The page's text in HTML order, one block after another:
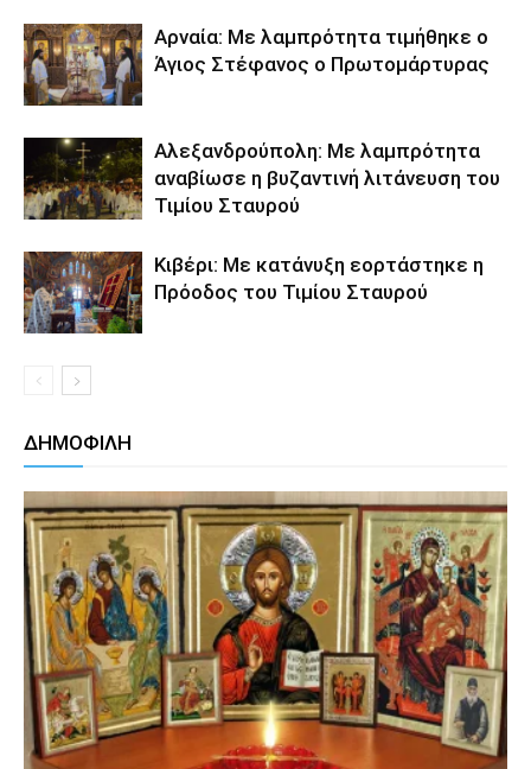
Αρναία: Με λαμπρότητα τιμήθηκε ο
Άγιος Στέφανος ο Πρωτομάρτυρας
Αλεξανδρούπολη: Με λαμπρότητα
αναβίωσε η βυζαντινή λιτάνευση του
Τιμίου Σταυρού
Κιβέρι: Με κατάνυξη εορτάστηκε η
Πρόοδος του Τιμίου Σταυρού
ΔΗΜΟΦΙΛΗ